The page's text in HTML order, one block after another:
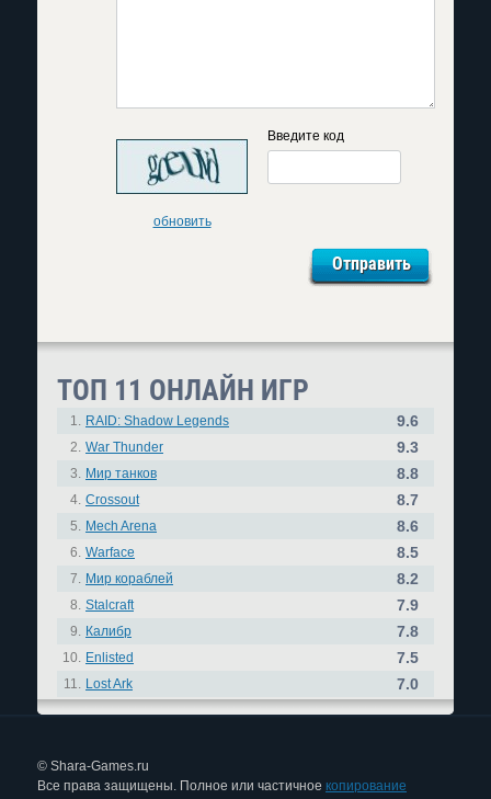
обновить
Введите код
ТОП 11 ОНЛАЙН ИГР
1. RAID: Shadow Legends 9.6
2. War Thunder 9.3
3. Мир танков 8.8
4. Crossout 8.7
5. Mech Arena 8.6
6. Warface 8.5
7. Мир кораблей 8.2
8. Stalcraft 7.9
9. Калибр 7.8
10. Enlisted 7.5
11. Lost Ark 7.0
© Shara-Games.ru
Все права защищены. Полное или частичное копирование